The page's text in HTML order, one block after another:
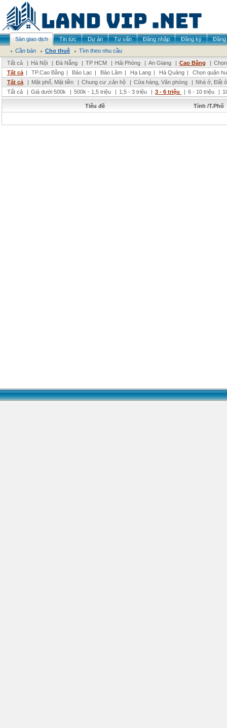
Sàn giao dịch Tin tức Dự án Tư vấn Đăng nhập Đăng ký
Đăng
Cần bán
Cho thuê
Tìm theo nhu cầu
Tất cả
| Hà Nội | Đà Nẵng | TP HCM | Hải Phòng | An Giang | Cao Bằng |
Tất cả | TP.Cao Bằng | Bảo Lạc | Bảo Lâm | Hạ Lang | Hà Quảng |
Chọn quận
Tất cả
| Mặt phố, Mặt tiền | Chung cư ,căn hộ | Cửa hàng, Văn phòng | Nhà ở, Đất ở
Tất cả
| Giá dưới 500k | 500k - 1,5 triệu | 1,5 - 3 triệu | 3 - 6 triệu | 6 - 10 triệu |
Tiêu đề Tỉnh /T.Phố